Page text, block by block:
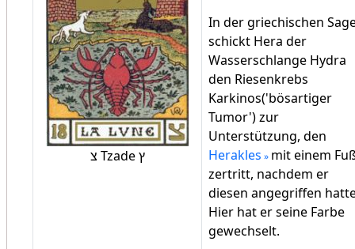
צ Tzade ץ
In der griechischen
schickt Hera der
Wasserschlange Hydra
den Riesenkrebs
Karkinos('bösartiger
Tumor') zur
Unterstützung, den
Herakles
mit einem
zertritt, nachdem er
diesen angegriffen
Hier hat er seine Farbe
gewechselt.